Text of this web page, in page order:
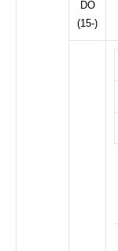
DO
(15-)